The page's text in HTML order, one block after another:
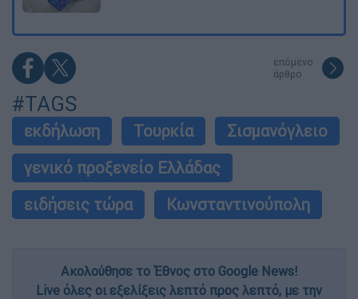
επόμενο
άρθρο
#TAGS
εκδήλωση Τουρκία
Σισμανόγλειο
γενικό προξενείο Ελλάδας
ειδήσεις τώρα
Κωνσταντινούπολη
Ακολούθησε το Έθνος στο Google News!
Live όλες οι εξελίξεις λεπτό προς λεπτό, με την